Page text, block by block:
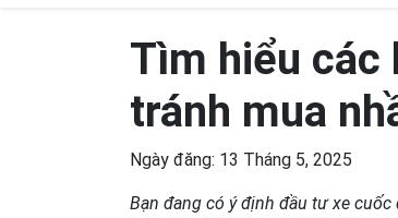
Tìm hiểu các
tránh mua
Ngày đăng: 13 Tháng 5, 2025
Bạn đang có ý định đầu tư xe